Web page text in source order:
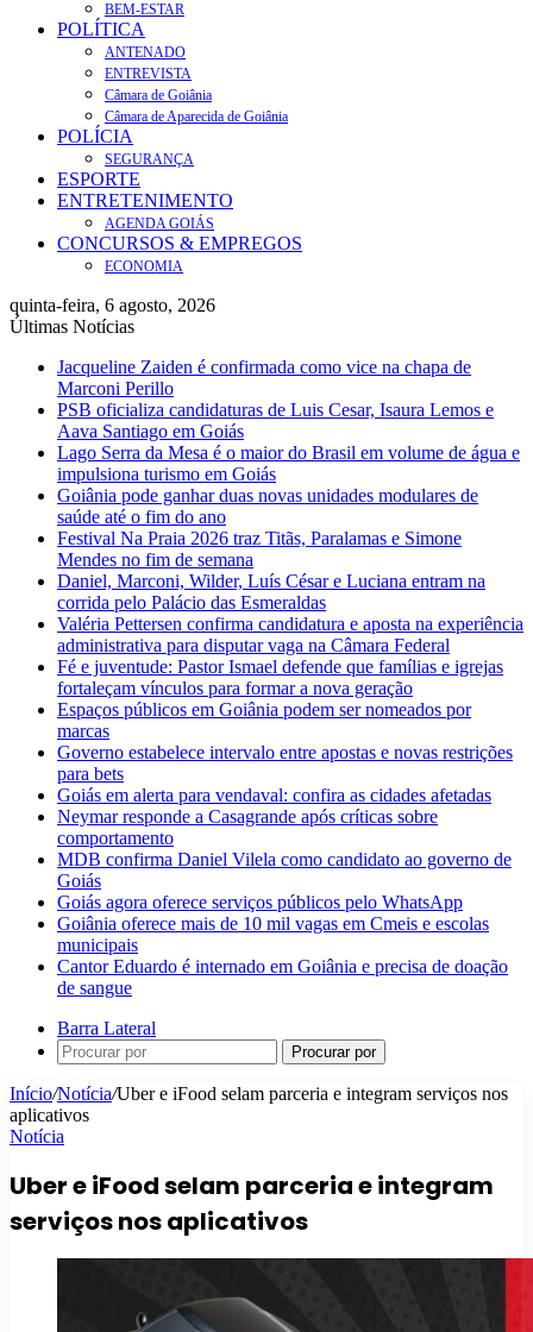
BEM-ESTAR
POLÍTICA
ANTENADO
ENTREVISTA
Câmara de Goiânia
Câmara de Aparecida de Goiânia
POLÍCIA
SEGURANÇA
ESPORTE
ENTRETENIMENTO
AGENDA GOIÁS
CONCURSOS & EMPREGOS
ECONOMIA
quinta-feira, 6 agosto, 2026
Últimas Notícias
Jacqueline Zaiden é confirmada como vice na chapa de
Marconi Perillo
PSB oficializa candidaturas de Luis Cesar, Isaura Lemos e
Aava Santiago em Goiás
Lago Serra da Mesa é o maior do Brasil em volume de água e
impulsiona turismo em Goiás
Goiânia pode ganhar duas novas unidades modulares de
saúde até o fim do ano
Festival Na Praia 2026 traz Titãs, Paralamas e Simone
Mendes no fim de semana
Daniel, Marconi, Wilder, Luís César e Luciana entram na
corrida pelo Palácio das Esmeraldas
Valéria Pettersen confirma candidatura e aposta na experiência
administrativa para disputar vaga na Câmara Federal
Fé e juventude: Pastor Ismael defende que famílias e igrejas
fortaleçam vínculos para formar a nova geração
Espaços públicos em Goiânia podem ser nomeados por
marcas
Governo estabelece intervalo entre apostas e novas restrições
para bets
Goiás em alerta para vendaval: confira as cidades afetadas
Neymar responde a Casagrande após críticas sobre
comportamento
MDB confirma Daniel Vilela como candidato ao governo de
Goiás
Goiás agora oferece serviços públicos pelo WhatsApp
Goiânia oferece mais de 10 mil vagas em Cmeis e escolas
municipais
Cantor Eduardo é internado em Goiânia e precisa de doação
de sangue
Barra Lateral
Procurar por
Início/Notícia/Uber e iFood selam parceria e integram serviços nos
aplicativos
Notícia
Uber e iFood selam parceria e integram
serviços nos aplicativos